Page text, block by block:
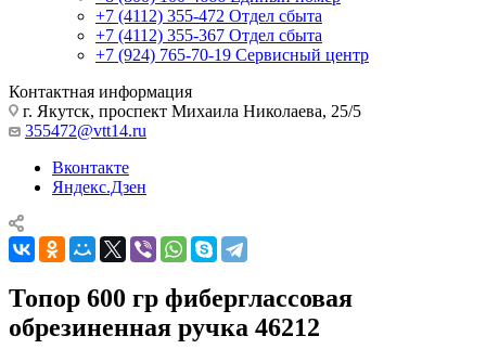
+7 (4112) 355-472 Отдел сбыта
+7 (4112) 355-367 Отдел сбыта
+7 (924) 765-70-19 Сервисный центр
Контактная информация
г. Якутск, проспект Михаила Николаева, 25/5
355472@vtt14.ru
Вконтакте
Яндекс.Дзен
Топор 600 гр фиберглассовая
обрезиненная ручка 46212